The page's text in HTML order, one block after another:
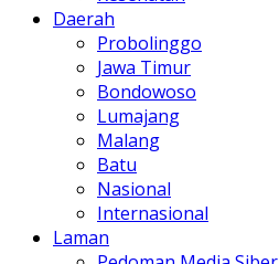
Daerah
Probolinggo
Jawa Timur
Bondowoso
Lumajang
Malang
Batu
Nasional
Internasional
Laman